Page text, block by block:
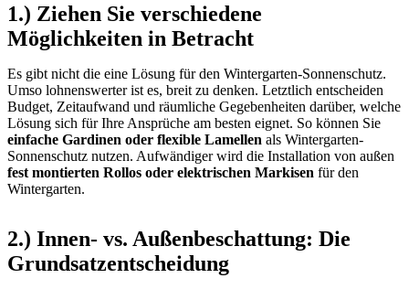
1.) Ziehen Sie verschiedene
Möglichkeiten in Betracht
Es gibt nicht die eine Lösung für den Wintergarten-Sonnenschutz.
Umso lohnenswerter ist es, breit zu denken. Letztlich entscheiden
Budget, Zeitaufwand und räumliche Gegebenheiten darüber, welche
Lösung sich für Ihre Ansprüche am besten eignet. So können Sie
einfache Gardinen oder flexible Lamellen als Wintergarten-
Sonnenschutz nutzen. Aufwändiger wird die Installation von außen
fest montierten Rollos oder elektrischen Markisen für den
Wintergarten.
2.) Innen- vs. Außenbeschattung: Die
Grundsatzentscheidung